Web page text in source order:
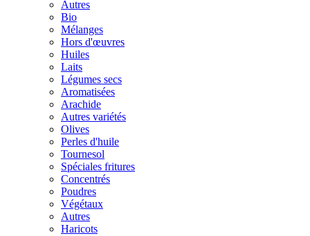
Autres
Bio
Mélanges
Hors d'œuvres
Huiles
Laits
Légumes secs
Aromatisées
Arachide
Autres variétés
Olives
Perles d'huile
Tournesol
Spéciales fritures
Concentrés
Poudres
Végétaux
Autres
Haricots